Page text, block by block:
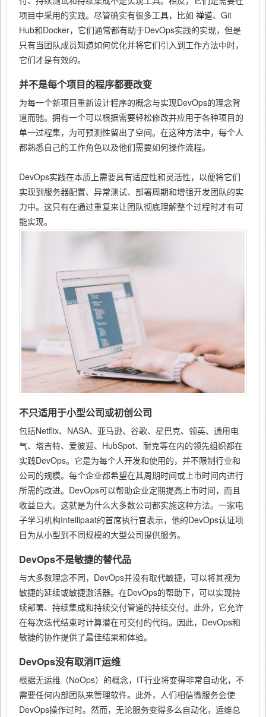
项目中采用的实践。尽管确实有很多工具，比如 禅道、Git
Hub和Docker，它们通常都有助于DevOps实践的实现，但是
只有当团队成员知道如何优化并将它们引入到工作方法中时，
它们才是有效的。
并不是每个项目的程序都要改变
为每一个新项目重新设计程序的概念与实现DevOps的理念背
道而驰。拥有一个可以根据需要轻松修改并应用于各种项目的
单一过程集，为可预测性留出了空间。在这种方法中，每个人
都熟悉自己的工作角色以及他们需要如何操作流程。
DevOps实践在本质上需要具有适应性和灵活性，以便将它们
实现到服务器配置、异常测试、部署周期和增强开发团队的实
力中。这只有在通过重复来让团队彻底理解整个过程时才有可
能实现。
不只适用于小型公司或初创公司
包括Netflix、NASA、亚马逊、谷歌、星巴克、领英、通用电
气、塔吉特、爱彼迎、HubSpot、耐克等在内的领先组织都在
实践DevOps。它是为每个人开发和使用的，并不限制行业和
公司的规模。每个企业都希望在其周期时间或上市时间内进行
所需的改进。DevOps可以帮助企业定期提高上市时间，而且
收益巨大。这就是为什么大多数公司都实施这种方法。一家电
子学习机构Intellipaat的首席执行官表示，他的DevOps认证项
目为从小型到不同规模的大型公司提供服务。
DevOps不是敏捷的替代品
与大多数理念不同，DevOps并没有取代敏捷，可以将其视为
敏捷的延续或敏捷激活器。在DevOps的帮助下，可以实现持
续部署、持续集成和持续交付管道的持续交付。此外，它允许
在每次迭代结束时计算潜在可交付的代码。因此，DevOps和
敏捷的协作提供了最佳结果和体验。
DevOps没有取消IT运维
根据无运维（NoOps）的概念，IT行业将变得非常自动化，不
需要任何内部团队来管理软件。此外，人们相信微服务会使
DevOps操作过时。然而，无论服务变得多么自动化，运维总